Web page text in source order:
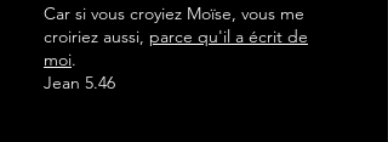
Car si vous croyiez Moïse, vous me
croiriez aussi, parce qu'il a écrit de
moi.
Jean 5.46